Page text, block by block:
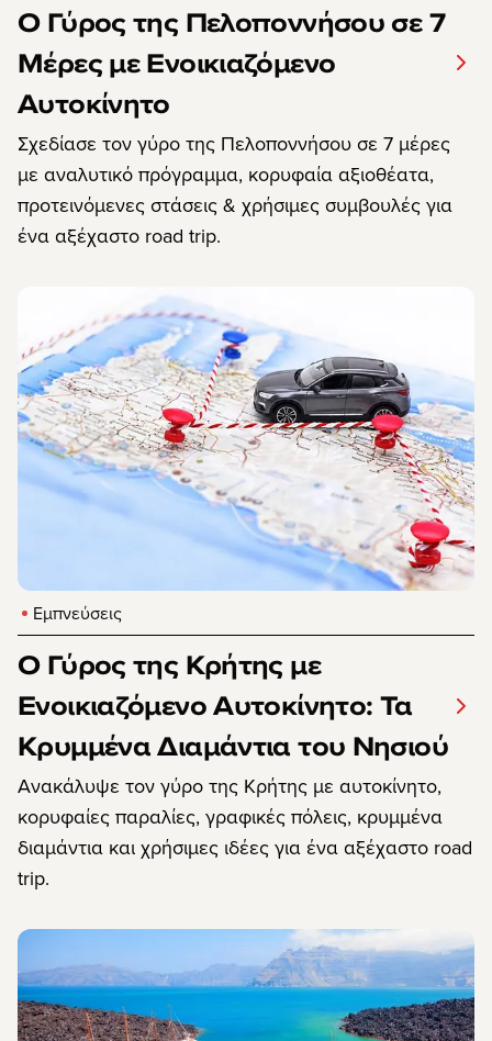
Ο Γύρος της Πελοποννήσου σε 7
Μέρες με Ενοικιαζόμενο
Αυτοκίνητο
Σχεδίασε τον γύρο της Πελοποννήσου σε 7 μέρες
με αναλυτικό πρόγραμμα, κορυφαία αξιοθέατα,
προτεινόμενες στάσεις & χρήσιμες συμβουλές για
ένα αξέχαστο road trip.
Εμπνεύσεις
Ο Γύρος της Κρήτης με
Ενοικιαζόμενο Αυτοκίνητο: Τα
Κρυμμένα Διαμάντια του Νησιού
Ανακάλυψε τον γύρο της Κρήτης με αυτοκίνητο,
κορυφαίες παραλίες, γραφικές πόλεις, κρυμμένα
διαμάντια και χρήσιμες ιδέες για ένα αξέχαστο road
trip.